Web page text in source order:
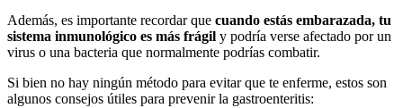
Además, es importante recordar que cuando estás embarazada, tu
sistema inmunológico es más frágil y podría verse afectado por un
virus o una bacteria que normalmente podrías combatir.
Si bien no hay ningún método para evitar que te enferme, estos son
algunos consejos útiles para prevenir la gastroenteritis: